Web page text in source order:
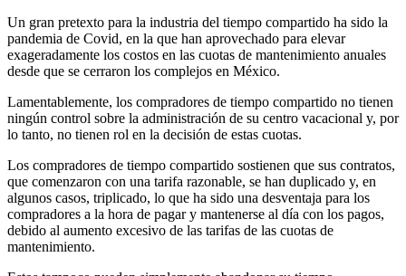
Un gran pretexto para la industria del tiempo compartido ha sido la
pandemia de Covid, en la que han aprovechado para elevar
exageradamente los costos en las cuotas de mantenimiento anuales
desde que se cerraron los complejos en México.
Lamentablemente, los compradores de tiempo compartido no tienen
ningún control sobre la administración de su centro vacacional y, por
lo tanto, no tienen rol en la decisión de estas cuotas.
Los compradores de tiempo compartido sostienen que sus contratos,
que comenzaron con una tarifa razonable, se han duplicado y, en
algunos casos, triplicado, lo que ha sido una desventaja para los
compradores a la hora de pagar y mantenerse al día con los pagos,
debido al aumento excesivo de las tarifas de las cuotas de
mantenimiento.